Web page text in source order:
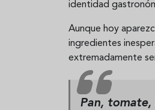
identidad
Aunque hoy
ingredientes
extremadamente
Pan,